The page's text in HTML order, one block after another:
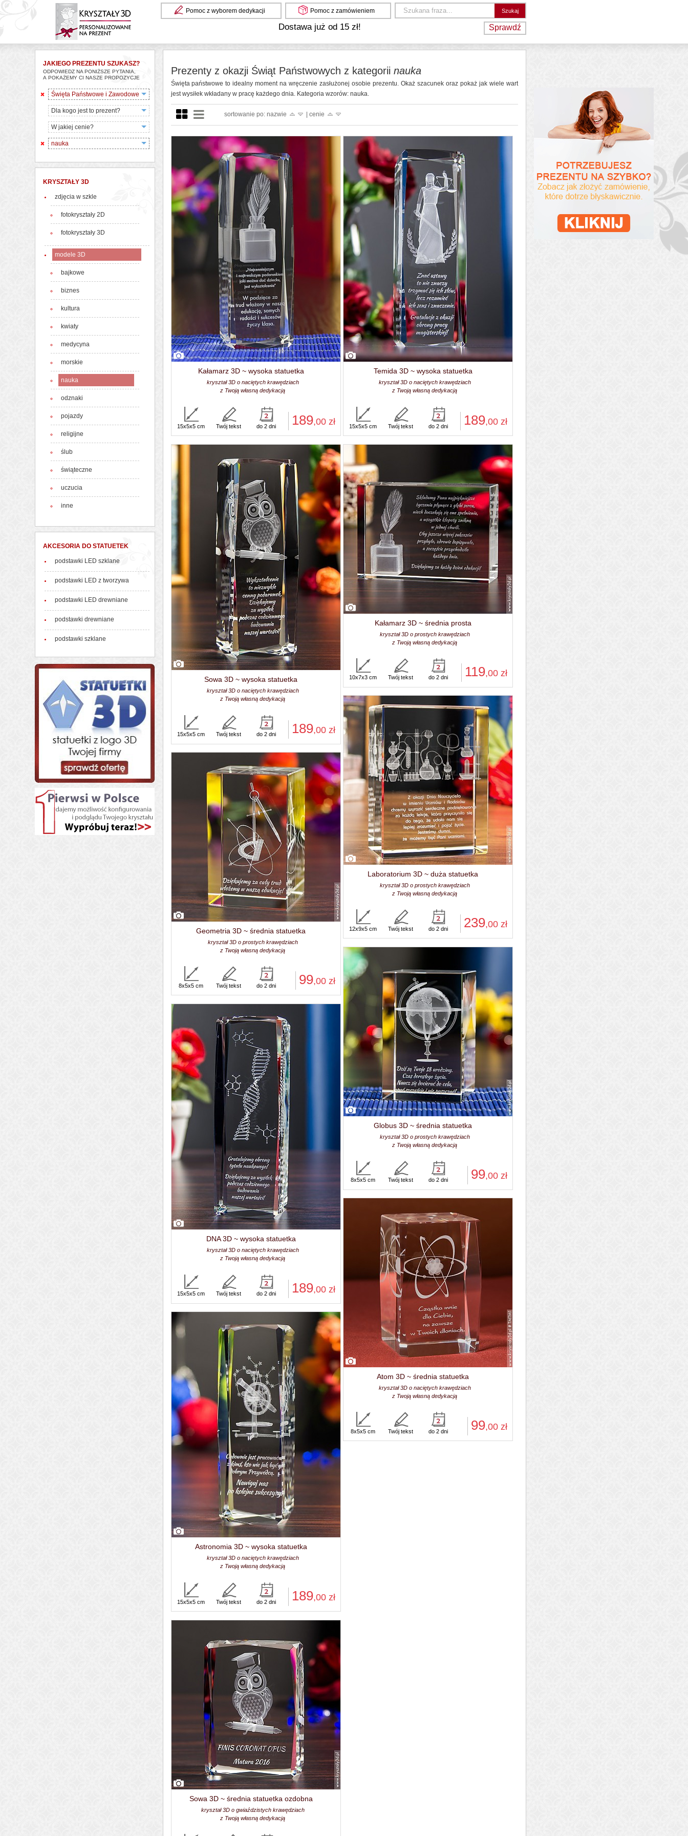
Pomoc z wyborem dedykacji Pomoc z zamówieniem
Dostawa już od 15 zł! Sprawdź
JAKIEGO PREZENTU SZUKASZ?
ODPOWIEDZ NA PONIŻSZE PYTANIA,
A POKAŻEMY CI NASZE PROPOZYCJE
Święta Państwowe i Zawodowe
Dla kogo jest to prezent?
W jakiej cenie?
nauka
KRYSZTAŁY 3D
zdjęcia w szkle
fotokryształy 2D
fotokryształy 3D
modele 3D
bajkowe
biznes
kultura
kwiaty
medycyna
morskie
nauka
odznaki
pojazdy
religijne
ślub
świąteczne
uczucia
inne
AKCESORIA DO STATUETEK
podstawki LED szklane
podstawki LED z tworzywa
podstawki LED drewniane
podstawki drewniane
podstawki szklane
Prezenty z okazji Świąt Państwowych z kategorii nauka
Święta państwowe to idealny moment na wręczenie zasłużonej osobie prezentu. Okaż szacunek oraz pokaż jak wiele wart
jest wysiłek wkładany w pracę każdego dnia. Kategoria wzorów: nauka.
sortowanie po: nazwie | cenie
Kałamarz 3D ~ wysoka statuetka
kryształ 3D o naciętych krawędziach
z Twoją własną dedykacją
189,00zł
15x5x5 cm Twój tekst do 2 dni
Temida 3D ~ wysoka statuetka
kryształ 3D o naciętych krawędziach
z Twoją własną dedykacją
189,00zł
15x5x5 cm Twój tekst do 2 dni
Sowa 3D ~ wysoka statuetka
kryształ 3D o naciętych krawędziach
z Twoją własną dedykacją
189,00zł
15x5x5 cm Twój tekst do 2 dni
Kałamarz 3D ~ średnia prosta
kryształ 3D o prostych krawędziach
z Twoją własną dedykacją
119,00zł
10x7x3 cm Twój tekst do 2 dni
Geometria 3D ~ średnia statuetka
kryształ 3D o prostych krawędziach
z Twoją własną dedykacją
99,00zł
8x5x5 cm Twój tekst do 2 dni
Laboratorium 3D ~ duża statuetka
kryształ 3D o prostych krawędziach
z Twoją własną dedykacją
239,00zł
12x9x5 cm Twój tekst do 2 dni
DNA 3D ~ wysoka statuetka
kryształ 3D o naciętych krawędziach
z Twoją własną dedykacją
189,00zł
15x5x5 cm Twój tekst do 2 dni
Globus 3D ~ średnia statuetka
kryształ 3D o prostych krawędziach
z Twoją własną dedykacją
99,00zł
8x5x5 cm Twój tekst do 2 dni
Astronomia 3D ~ wysoka statuetka
kryształ 3D o naciętych krawędziach
z Twoją własną dedykacją
189,00zł
15x5x5 cm Twój tekst do 2 dni
Atom 3D ~ średnia statuetka
kryształ 3D o naciętych krawędziach
z Twoją własną dedykacją
99,00zł
8x5x5 cm Twój tekst do 2 dni
Sowa 3D ~ średnia statuetka ozdobna
kryształ 3D o gwiaździstych krawędziach
z Twoją własną dedykacją